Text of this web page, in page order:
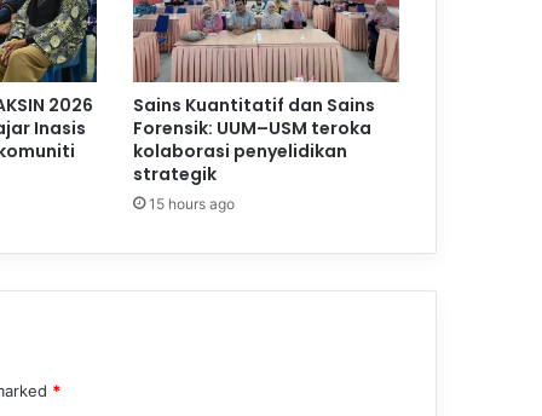
2026
Inasis
Sains Kuantitatif dan Sains
Forensik: UUM–USM teroka
kolaborasi penyelidikan
strategik
15 hours ago
*